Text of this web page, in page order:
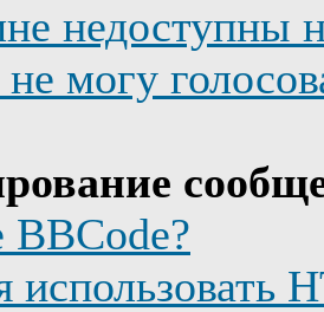
недоступны
могу
BBCode?
использовать